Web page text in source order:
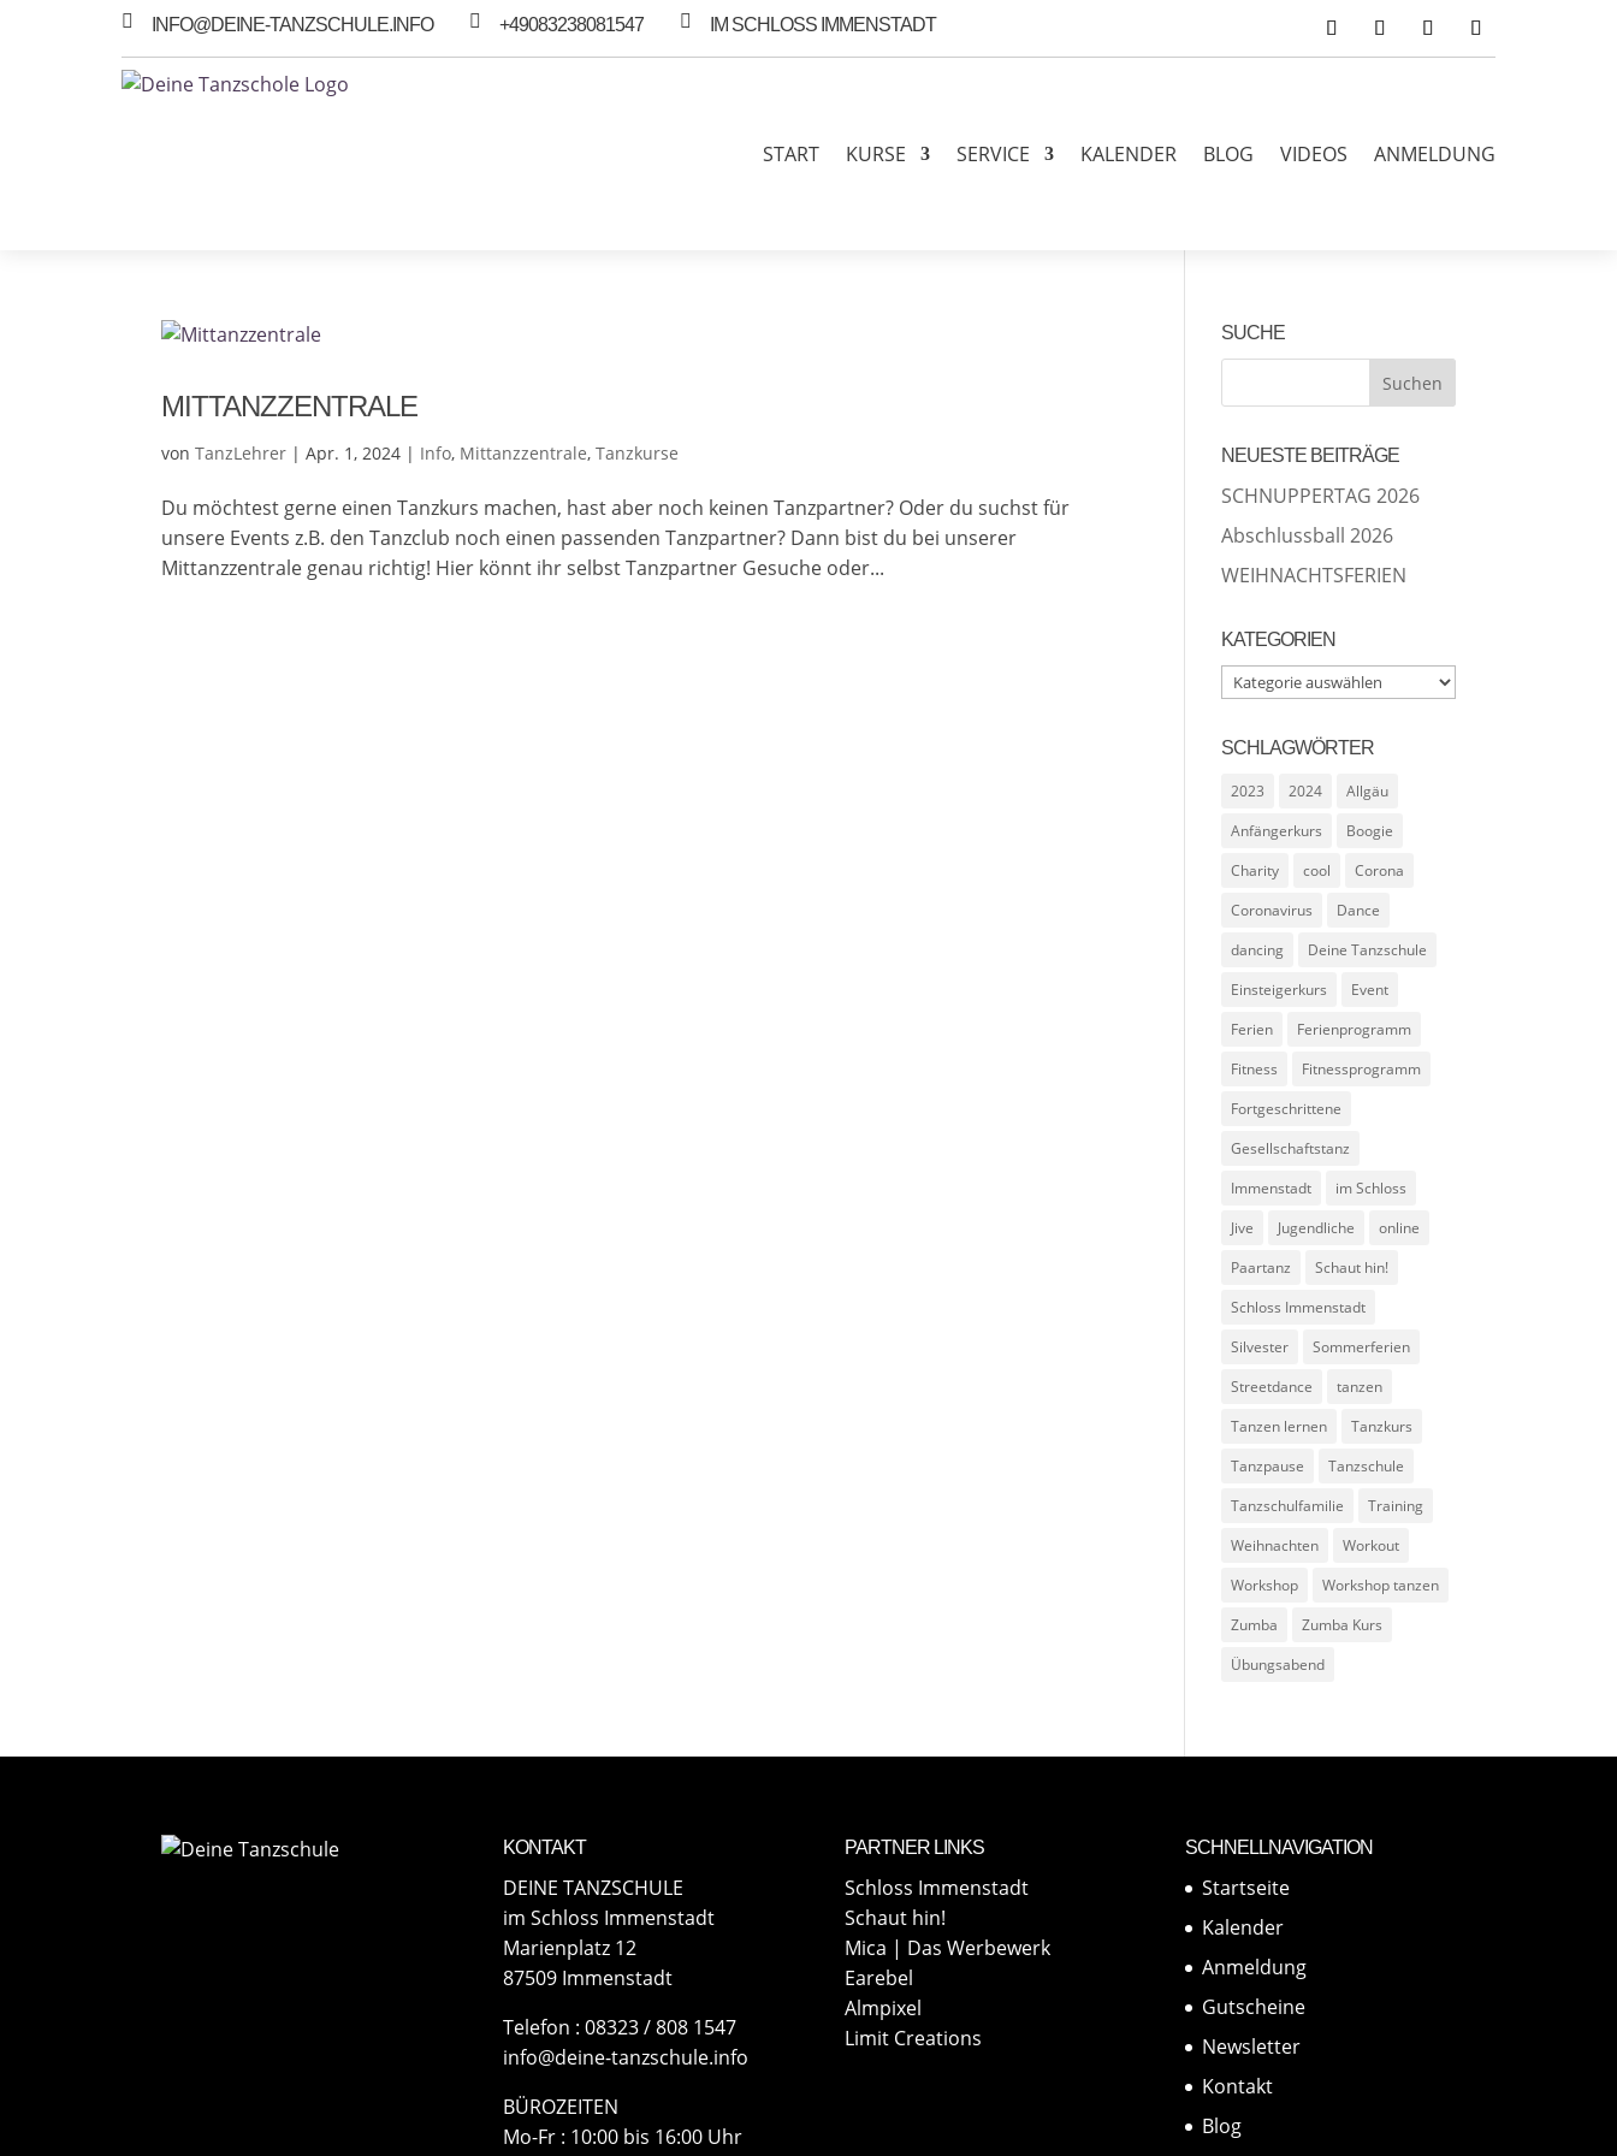
 INFO@DEINE-TANZSCHULE.INFO  +49083238081547  IM SCHLOSS IMMENSTADT
START KURSE SERVICE KALENDER BLOG VIDEOS ANMELDUNG
MITTANZZENTRALE
vonTanzLehrer |Apr. 1, 2024 | Info, Mittanzzentrale,Tanzkurse
Du möchtest gerne einen Tanzkurs machen, hast aber noch keinen Tanzpartner? Oder du suchst für
unsere Events z.B. den Tanzclub noch einen passenden Tanzpartner? Dann bist du bei unserer
Mittanzzentrale genau richtig! Hier könnt ihr selbst Tanzpartner Gesuche oder...
SUCHE
NEUESTE BEITRÄGE
SCHNUPPERTAG 2026
Abschlussball 2026
WEIHNACHTSFERIEN
KATEGORIEN
Kategorien
SCHLAGWÖRTER
2023 2024
Allgäu
Anfängerkurs
Boogie
Charity
cool
Corona
Coronavirus
Dance
dancing
Deine Tanzschule
Einsteigerkurs
Event
Ferien
Ferienprogramm
Fitness
Fitnessprogramm
Fortgeschrittene
Gesellschaftstanz
Immenstadt
im Schloss
Jive
Jugendliche
online
Paartanz
Schaut hin!
Schloss Immenstadt
Silvester
Sommerferien
Streetdance
tanzen
Tanzen lernen
Tanzkurs
Tanzpause
Tanzschule
Tanzschulfamilie
Training
Weihnachten
Workout
Workshop
Workshop tanzen
Zumba
Zumba Kurs
Übungsabend
KONTAKT
DEINE TANZSCHULE
im Schloss Immenstadt
Marienplatz 12
87509 Immenstadt
​Telefon : 08323 / 808 1547
info@deine-tanzschule.info
BÜROZEITEN
Mo-Fr : 10:00 bis 16:00 Uhr
PARTNER LINKS
Schloss Immenstadt
Schaut hin!
Mica | Das Werbewerk
Earebel
Almpixel
Limit Creations
SCHNELLNAVIGATION
Startseite
Kalender
Anmeldung
Gutscheine
Newsletter
Kontakt
Blog